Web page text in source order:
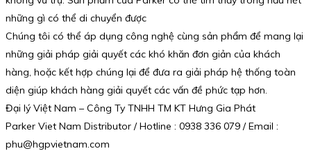
những gì có thể di chuyển được
Chúng tôi có thể áp dụng công nghệ cùng sản phẩm để mang lại
những giải pháp giải quyết các khó khăn đơn giản của khách
hàng, hoặc kết hợp chúng lại để đưa ra giải pháp hệ thống toàn
diện giúp khách hàng giải quyết các vấn đề phức tạp hơn.
Đại lý Việt Nam – Công Ty TNHH TM KT Hưng Gia Phát
Parker Viet Nam Distributor / Hotline : 0938 336 079 / Email :
phu@hgpvietnam.com